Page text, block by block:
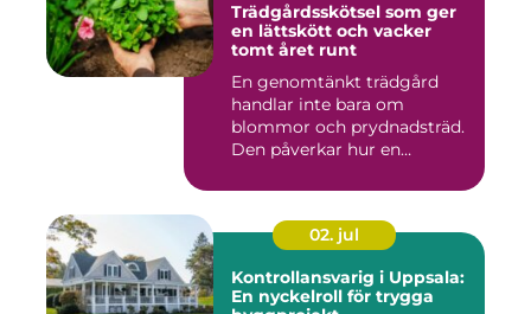
Trädgårdsskötsel som ger
en lättskött och vacker
tomt året runt
En genomtänkt trädgård
handlar inte bara om
blommor och prydnadsträd.
Den påverkar hur en
02. jul
Kontrollansvarig i Uppsala:
En nyckelroll för trygga